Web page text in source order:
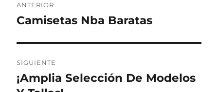
de
ANTERIOR
Entrada
Camisetas Nba Baratas
SIGUIENTE
Entrada
¡Amplia Selección De Modelos